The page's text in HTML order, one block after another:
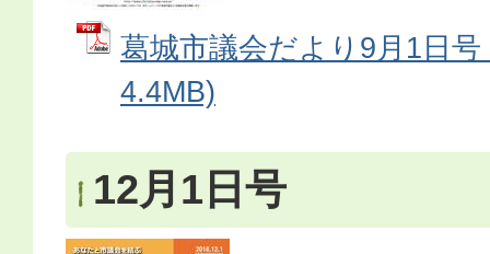
葛城市議会だより9月1日
4.4MB)
12月1日号